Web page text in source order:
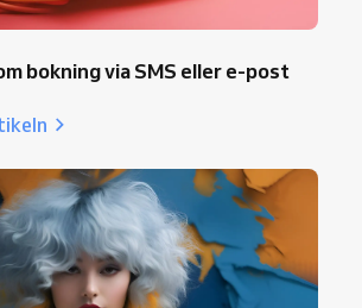
bokning via SMS eller e-post